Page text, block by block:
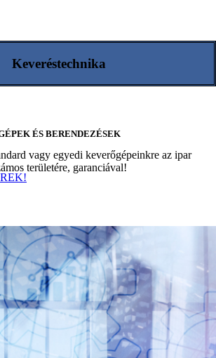
Keveréstechnika
ÉS BERENDEZÉSEK
vagy egyedi keverőgépeinkre az ipar
területére, garanciával!